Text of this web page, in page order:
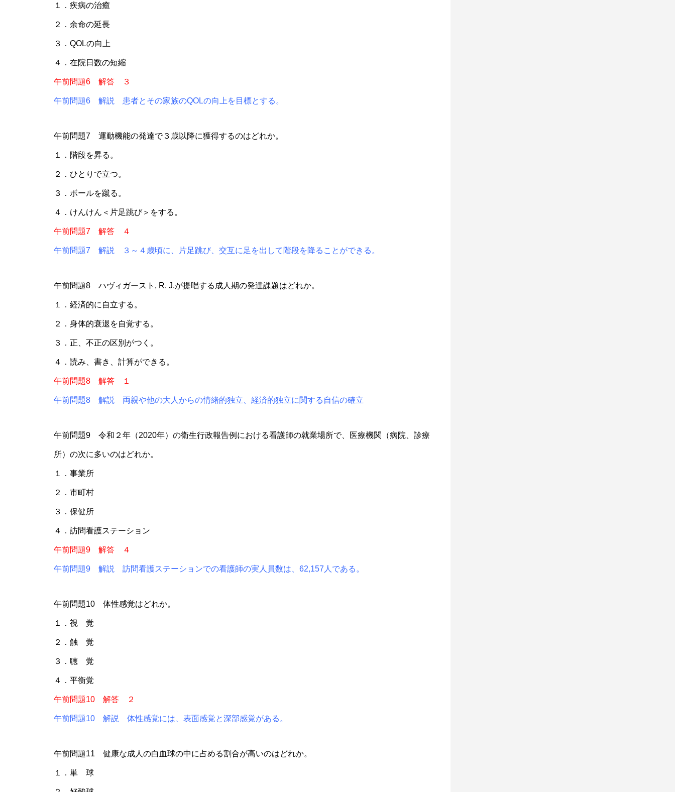
１．疾病の治癒
２．余命の延長
３．QOLの向上
４．在院日数の短縮
午前問題6 解答 ３
午前問題6 解説 患者とその家族のQOLの向上を目標とする。
午前問題7 運動機能の発達で３歳以降に獲得するのはどれか。
１．階段を昇る。
２．ひとりで立つ。
３．ボールを蹴る。
４．けんけん＜片足跳び＞をする。
午前問題7 解答 ４
午前問題7 解説 ３～４歳頃に、片足跳び、交互に足を出して階段を降ることができる。
午前問題8 ハヴィガースト, R. J.が提唱する成人期の発達課題はどれか。
１．経済的に自立する。
２．身体的衰退を自覚する。
３．正、不正の区別がつく。
４．読み、書き、計算ができる。
午前問題8 解答 １
午前問題8 解説 両親や他の大人からの情緒的独立、経済的独立に関する自信の確立
午前問題9 令和２年（2020年）の衛生行政報告例における看護師の就業場所で、医療機関（病院、診療
所）の次に多いのはどれか。
１．事業所
２．市町村
３．保健所
４．訪問看護ステーション
午前問題9 解答 ４
午前問題9 解説 訪問看護ステーションでの看護師の実人員数は、62,157人である。
午前問題10 体性感覚はどれか。
１．視 覚
２．触 覚
３．聴 覚
４．平衡覚
午前問題10 解答 ２
午前問題10 解説 体性感覚には、表面感覚と深部感覚がある。
午前問題11 健康な成人の白血球の中に占める割合が高いのはどれか。
１．単 球